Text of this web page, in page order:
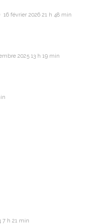
16 février 2026 21 h 48 min
2025 13 h 19 min
7 h 21 min